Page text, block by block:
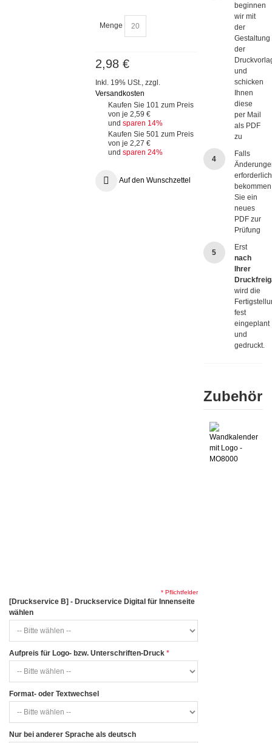
Menge
2,98 €
Inkl. 19% USt.,zzgl.
Versandkosten
Kaufen Sie 101 zum Preis
von je2,59 €
undsparen 14%
Kaufen Sie 501 zum Preis
von je2,27 €
undsparen24%
Auf den Wunschzettel
beginnen
wir mit
der
Gestaltung
der
und
schicken
Ihnen
diese
per Mail
als PDF
zu
4
Falls
bekommen
Sie ein
neues
PDF zur
Prüfung
5
Erst
nach
Ihrer
wird die
fest
eingeplant
und
gedruckt.
Zubehör
[Druckservice B] - Druckservice Digital für Innenseite
wählen
Aufpreis für Logo- bzw. Unterschriften-Druck
Format- oder Textwechsel
Nur bei anderer Sprache als deutsch
* Pflichtfelder